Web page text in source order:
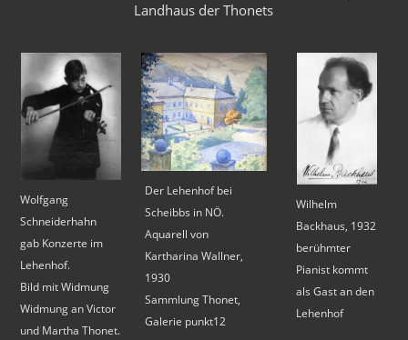
Landhaus der Thonets
Wolfgang
Schneiderhahn
gab Konzerte im
Lehenhof.
Bild mit Widmung
Widmung an Victor
und Martha Thonet.
Wilhelm
Backhaus, 1932
berühmter
Pianist kommt
als Gast an den
Lehenhof
Der Lehenhof bei
Scheibbs in NÖ.
Aquarell von
Kartharina Wallner,
1930
Sammlung Thonet,
Galerie punkt12